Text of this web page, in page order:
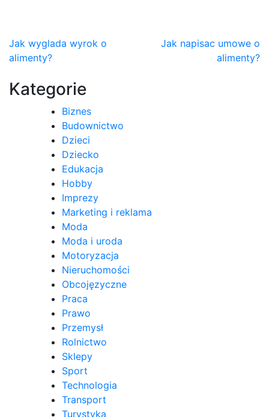
Nawigacja
wpisu
Jak wyglada wyrok o
alimenty?
Jak napisac umowe o
alimenty?
Kategorie
Biznes
Budownictwo
Dzieci
Dziecko
Edukacja
Hobby
Imprezy
Marketing i reklama
Moda
Moda i uroda
Motoryzacja
Nieruchomości
Obcojęzyczne
Praca
Prawo
Przemysł
Rolnictwo
Sklepy
Sport
Technologia
Transport
Turystyka